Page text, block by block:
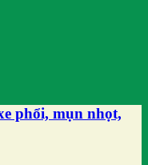
phổi, mụn nhọt,